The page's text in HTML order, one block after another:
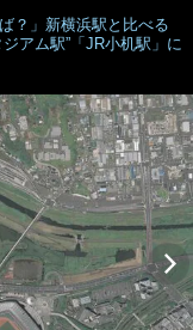
？」新横浜駅と比べる
アム駅”「JR小机駅」に